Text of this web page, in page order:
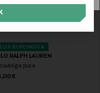
KUPONGIGA
RALPH LAUREN
pusa
Price
€